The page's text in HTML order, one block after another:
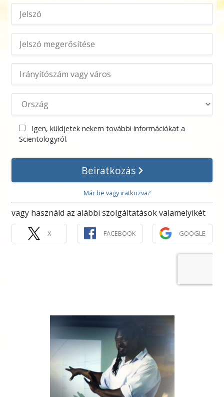
Igen, küldjetek nekem további információkat a
Scientologyról.
Beiratkozás
Már be vagy iratkozva?
vagy használd az alábbi szolgáltatások valamelyikét
X FACEBOOK GOOGLE